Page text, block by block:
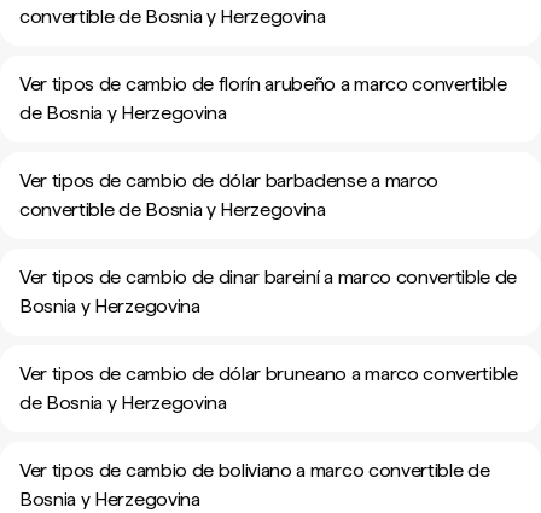
convertible de Bosnia y Herzegovina
Ver tipos de cambio de florín arubeño a marco convertible
de Bosnia y Herzegovina
Ver tipos de cambio de dólar barbadense a marco
convertible de Bosnia y Herzegovina
Ver tipos de cambio de dinar bareiní a marco convertible de
Bosnia y Herzegovina
Ver tipos de cambio de dólar bruneano a marco convertible
de Bosnia y Herzegovina
Ver tipos de cambio de boliviano a marco convertible de
Bosnia y Herzegovina